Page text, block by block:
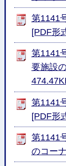
第1141
[PDF形
第1141
要施設
第1141
[PDF形
第1141
のコー